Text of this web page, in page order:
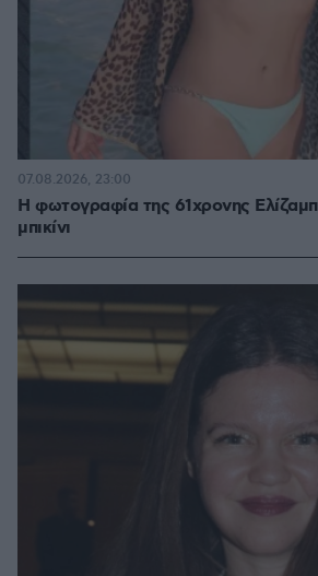
Η φωτογραφία της 61χρονης
μπικίνι
07.08.2026, 23:00